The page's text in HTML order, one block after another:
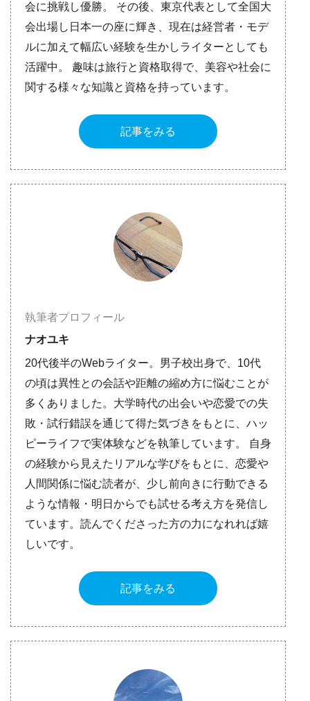
会に挑戦し優勝。 その後、東京代表として全国大
会出場し日本一の座に輝き、現在は経営者・モデ
ルに加えて幅広い経験を生かしライターとしても
活躍中。 趣味は旅行と資格取得で、美容や社会に
関する様々な知識と資格を持っています。
記事をみる
執筆者プロフィール
ナオユキ
20代後半のWebライター。男子校出身で、10代
の頃は異性との会話や距離の縮め方に悩むことが
多くありました。大学時代の出会いや恋愛での失
敗・試行錯誤を通じて得た気づきをもとに、ハッ
ピーライフで実体験などを執筆しています。 自身
の経験から見えたリアルな学びをもとに、恋愛や
人間関係に悩む読者が、少し前向きに行動できる
ような情報・明日からでも試せる考え方を発信し
ています。読んでくださった方の力になれれば嬉
しいです。
記事をみる